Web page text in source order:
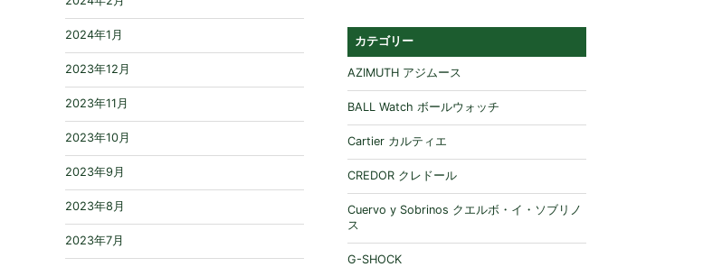
2024年1月
2023年12月
2023年11月
2023年10月
2023年9月
2023年8月
2023年7月
カテゴリー
AZIMUTH アジムース
BALL Watch ボールウォッチ
Cartier カルティエ
CREDOR クレドール
Cuervo y Sobrinos クエルボ・イ・ソブリノ
ス
G-SHOCK